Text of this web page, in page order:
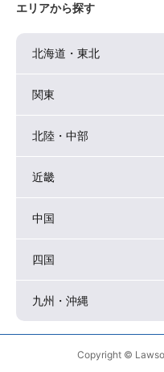
エリアから探す
北海道・東北
関東
北陸・中部
近畿
中国
四国
九州・沖縄
Copyright ©